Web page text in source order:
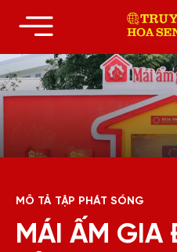
MÔ TẢ TẬP PHÁT SÓNG
MÁI ẤM GIA